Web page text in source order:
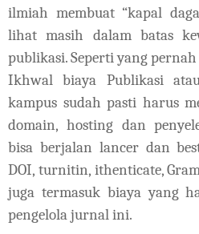
ilmiah membuat “kapal
lihat masih dalam batas
publikasi. Seperti yang
Ikhwal biaya Publikasi
kampus sudah pasti harus
domain, hosting dan
bisa berjalan lancer dan
DOI, turnitin, ithenticate,
juga termasuk biaya yang
pengelola jurnal ini.